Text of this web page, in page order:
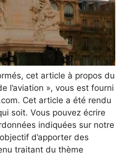
cet article à propos du
l’aviation », vous est fourni
Cet article a été rendu
soit. Vous pouvez écrire
indiquées sur notre
d’apporter des
traitant du thème